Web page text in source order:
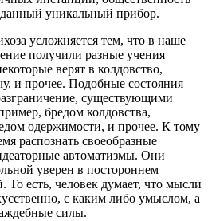
уникальный прибор.
усложняется тем, что в наше
получили разные учения
верят в колдовство,
и прочее. Подобные состояния
существующими
бредом колдовства,
одержимости, и прочее. К тому
распознать своеобразные
автоматизмы. Они
уверен в постороннем
есть, человек думает, что мысли
с каким либо умыслом, а
силы.